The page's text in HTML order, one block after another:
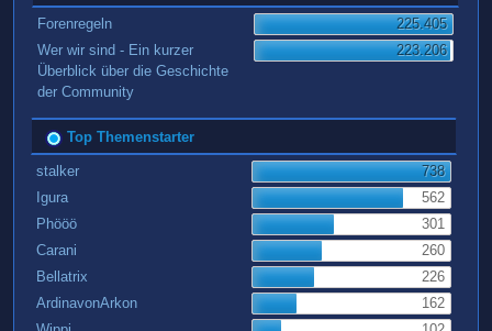
Forenregeln
225.405
Wer wir sind - Ein kurzer
Überblick über die Geschichte
der Community
223.206
Top Themenstarter
stalker
738
Igura
562
Phööö
301
Carani
260
Bellatrix
226
ArdinavonArkon
162